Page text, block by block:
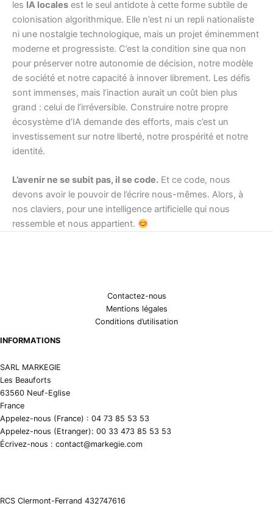
les IA locales est le seul antidote à cette forme subtile de
colonisation algorithmique. Elle n’est ni un repli nationaliste
ni une nostalgie technologique, mais un projet éminemment
moderne et progressiste. C’est la condition sine qua non
pour préserver notre autonomie de décision, notre modèle
de société et notre capacité à innover librement. Les défis
sont immenses, mais l’inaction aurait un coût bien plus
grand : celui de l’irréversible. Construire notre propre
écosystème d’IA demande des efforts, mais c’est un
investissement sur notre liberté, notre prospérité et notre
identité.
L’avenir ne se subit pas, il se code. Et ce code, nous
devons avoir le pouvoir de l’écrire nous-mêmes. Alors, à
nos claviers, pour une intelligence artificielle qui nous
ressemble et nous appartient.
Contactez-nous
Mentions légales
Conditions d’utilisation
INFORMATIONS
SARL MARKEGIE
Les Beauforts
63560 Neuf-Eglise
France
Appelez-nous (France) : 04 73 85 53 53
Appelez-nous (Etranger): 00 33 473 85 53 53
Écrivez-nous : contact@markegie.com
RCS Clermont-Ferrand 432747616